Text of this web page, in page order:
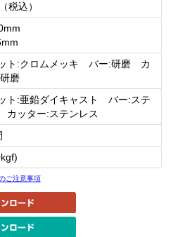
税込）
ト:クロムメッキ バー:研磨 カ
磨
ト:亜鉛ダイキャスト バー:ステ
カッター:ステンレス
ご注意事項